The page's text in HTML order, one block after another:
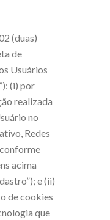
(duas)
de
Usuários
(i) por
realizada
no
Redes
acima
e (ii)
de cookies
que